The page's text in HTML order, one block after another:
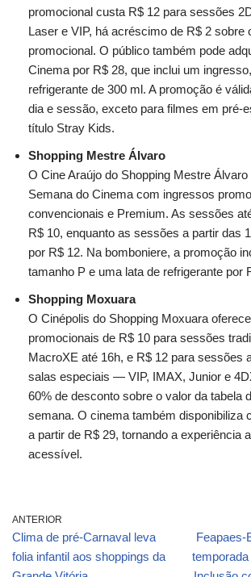
promocional custa R$ 12 para sessões
Laser e VIP, há acréscimo de R$ 2 sobre
promocional. O público também pode
Cinema por R$ 28, que inclui um
refrigerante de 300 ml. A promoção é
dia e sessão, exceto para filmes em pré-
título Stray Kids.
Shopping Mestre Álvaro
O Cine Araújo do Shopping Mestre Álvaro
Semana do Cinema com ingressos
convencionais e Premium. As sessões
R$ 10, enquanto as sessões a partir das
por R$ 12. Na bomboniere, a promoção
tamanho P e uma lata de refrigerante por
Shopping Moxuara
O Cinépolis do Shopping Moxuara
promocionais de R$ 10 para sessões
MacroXE até 16h, e R$ 12 para sessões
salas especiais — VIP, IMAX, Junior e
60% de desconto sobre o valor da tabela
semana. O cinema também disponibiliza
a partir de R$ 29, tornando a experiência
acessível.
ANTERIOR
Clima de pré-Carnaval leva
folia infantil aos shoppings da
Feapaes-